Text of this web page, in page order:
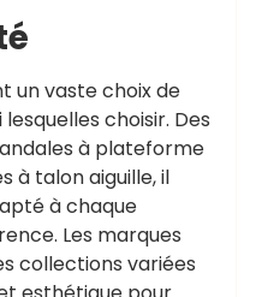
un vaste choix de
choisir. Des
à plateforme
à talon aiguille, il
à chaque
Les marques
collections variées